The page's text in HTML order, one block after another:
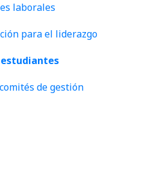
laborales
para el liderazgo
de gestión